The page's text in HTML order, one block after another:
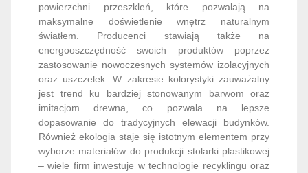
powierzchni przeszkleń, które pozwalają na
maksymalne doświetlenie wnętrz naturalnym
światłem. Producenci stawiają także na
energooszczędność swoich produktów poprzez
zastosowanie nowoczesnych systemów izolacyjnych
oraz uszczelek. W zakresie kolorystyki zauważalny
jest trend ku bardziej stonowanym barwom oraz
imitacjom drewna, co pozwala na lepsze
dopasowanie do tradycyjnych elewacji budynków.
Również ekologia staje się istotnym elementem przy
wyborze materiałów do produkcji stolarki plastikowej
– wiele firm inwestuje w technologie recyklingu oraz